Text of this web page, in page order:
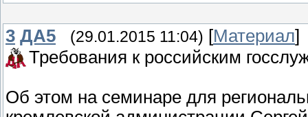
3 ДА5 (29.01.2015 11:04) [Материал]
Требования к российским
Об этом на семинаре для